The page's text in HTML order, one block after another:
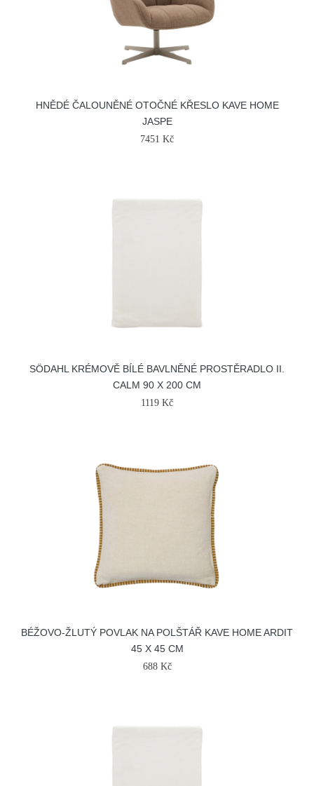
HNĚDÉ ČALOUNĚNÉ OTOČNÉ KŘESLO KAVE HOME
JASPE
7451 Kč
SÖDAHL KRÉMOVĚ BÍLÉ BAVLNĚNÉ PROSTĚRADLO II.
CALM 90 X 200 CM
1119 Kč
BÉŽOVO-ŽLUTÝ POVLAK NA POLŠTÁŘ KAVE HOME ARDIT
45 X 45 CM
688 Kč